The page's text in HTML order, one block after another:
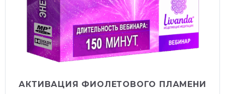
АКТИВАЦИЯ ФИОЛЕТОВОГО ПЛАМЕНИ